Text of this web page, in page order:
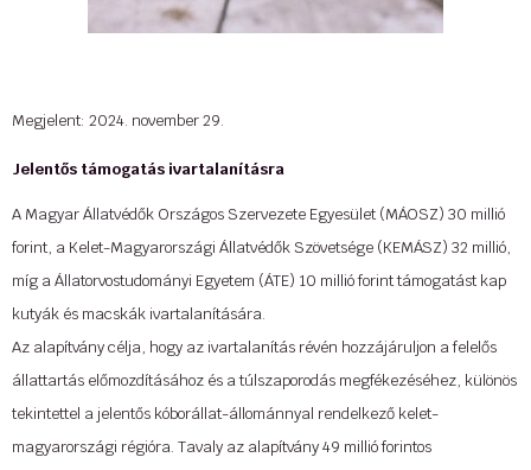
Megjelent: 2024. november 29.
Jelentős támogatás ivartalanításra
A Magyar Állatvédők Országos Szervezete Egyesület (MÁOSZ) 30 millió
forint, a Kelet-Magyarországi Állatvédők Szövetsége (KEMÁSZ) 32 millió,
míg a Állatorvostudományi Egyetem (ÁTE) 10 millió forint támogatást kap
kutyák és macskák ivartalanítására.
Az alapítvány célja, hogy az ivartalanítás révén hozzájáruljon a felelős
állattartás előmozdításához és a túlszaporodás megfékezéséhez, különös
tekintettel a jelentős kóborállat-állománnyal rendelkező kelet-
magyarországi régióra. Tavaly az alapítvány 49 millió forintos